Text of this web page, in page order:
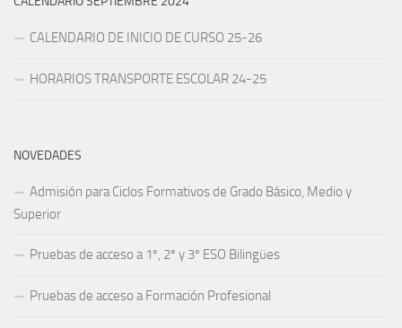
CALENDARIO DE INICIO DE CURSO 25-26
HORARIOS TRANSPORTE ESCOLAR 24-25
NOVEDADES
Admisión para Ciclos Formativos de Grado Básico, Medio y
Superior
Pruebas de acceso a 1º, 2º y 3º ESO Bilingües
Pruebas de acceso a Formación Profesional